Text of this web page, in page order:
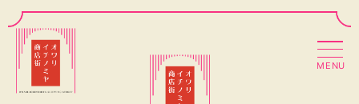
MENU